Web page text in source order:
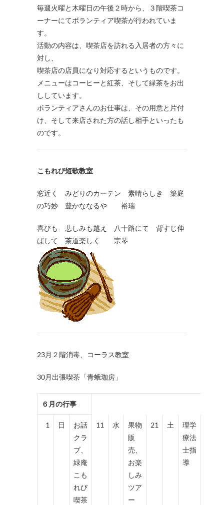
毎週火曜と木曜日の午後２時から、３階喫茶コ
ーナーにてボランティア喫茶が行われていま
す。
活動の内容は、喫茶店を訪れる入居者の方々に
対し、
喫茶店の店員になり対応するというものです。
メニューはコーヒーと紅茶、そして緑茶をお出
ししています。
ボランティアさんのお仕事は、その用意と片付
け、そして来店された方の話し相手といったも
のです。
こもれび短歌教室
窓近く みどりのカーテン 素晴らしき 築庭
の巧妙 豊かななるや 裕瑞
喜びも 悲しみも越え 八十路にて 背すじ伸
ばして 茶道楽しく 宗琴
23月２階消毒、コーラス教室
30月出張喫茶「青蛾珈房」
６月の行事
1 日
お話
クラ
ブ、
緑庵
こも
れび
喫茶
11 水
果物
販
売、
お楽
しみ
ツア
ー
21 土
理学
療法
士指
導